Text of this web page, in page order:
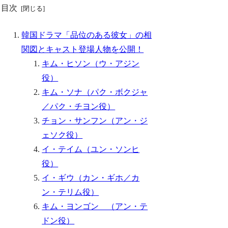
目次
韓国ドラマ「品位のある彼女」の相
関図とキャスト登場人物を公開！
キム・ヒソン（ウ・アジン
役）
キム・ソナ（パク・ボクジャ
／パク・チヨン役）
チョン・サンフン（アン・ジ
ェソク役）
イ・テイム（ユン・ソンヒ
役）
イ・ギウ（カン・ギホ／カ
ン・テリム役）
キム・ヨンゴン （アン・テ
ドン役）